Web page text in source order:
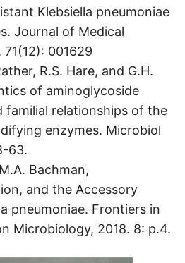
Klebsiella pneumoniae
Journal of Medical
001629
R.S. Hare, and G.H.
of aminoglycoside
familial relationships of the
enzymes. Microbiol
63.
Bachman,
and the Accessory
pneumoniae. Frontiers in
Microbiology, 2018. 8: p.4.